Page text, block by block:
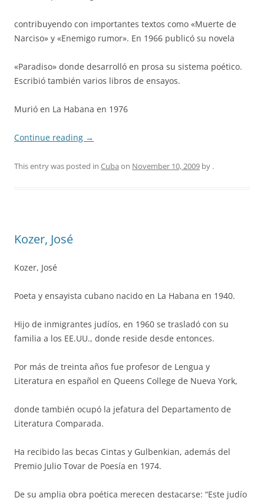
contribuyendo con importantes textos como «Muerte de
Narciso» y «Enemigo rumor». En 1966 publicó su novela
«Paradiso» donde desarrolló en prosa su sistema poético.
Escribió también varios libros de ensayos.
Murió en La Habana en 1976
Continue reading →
This entry was posted in Cuba on November 10, 2009 by .
Kozer, José
Kozer, José
Poeta y ensayista cubano nacido en La Habana en 1940.
Hijo de inmigrantes judíos, en 1960 se trasladó con su
familia a los EE.UU., donde reside desde entonces.
Por más de treinta años fue profesor de Lengua y
Literatura en español en Queens College de Nueva York,
donde también ocupó la jefatura del Departamento de
Literatura Comparada.
Ha recibido las becas Cintas y Gulbenkian, además del
Premio Julio Tovar de Poesía en 1974.
De su amplia obra poética merecen destacarse: “Este judío